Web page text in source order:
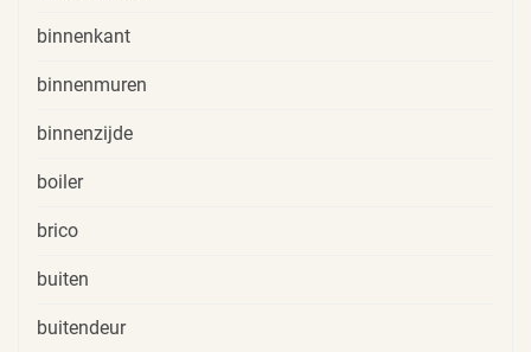
binnenkant
binnenmuren
binnenzijde
boiler
brico
buiten
buitendeur